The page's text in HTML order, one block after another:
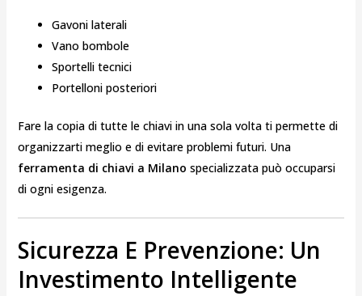
Gavoni laterali
Vano bombole
Sportelli tecnici
Portelloni posteriori
Fare la copia di tutte le chiavi in una sola volta ti permette di
organizzarti meglio e di evitare problemi futuri. Una
ferramenta di chiavi a Milano specializzata può occuparsi
di ogni esigenza.
Sicurezza E Prevenzione: Un
Investimento Intelligente